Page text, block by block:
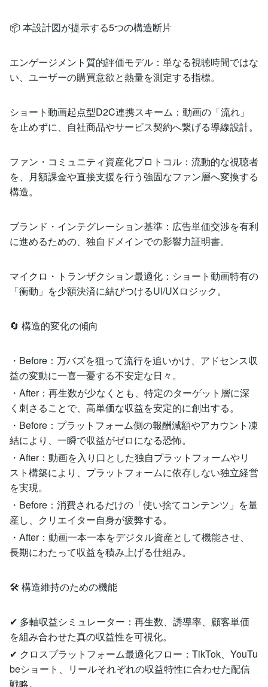
📦 本設計図が提示する5つの構造断片
エンゲージメント質的評価モデル：単なる視聴時間ではな
い、ユーザーの購買意欲と熱量を測定する指標。
ショート動画起点型D2C連携スキーム：動画の「流れ」
を止めずに、自社商品やサービス契約へ繋げる導線設計。
ファン・コミュニティ資産化プロトコル：流動的な視聴者
を、月額課金や直接支援を行う強固なファン層へ変換する
構造。
ブランド・インテグレーション基準：広告単価交渉を有利
に進めるための、独自ドメインでの影響力証明書。
マイクロ・トランザクション最適化：ショート動画特有の
「衝動」を少額決済に結びつけるUI/UXロジック。
🔄 構造的変化の傾向
・Before：万バズを狙って流行を追いかけ、アドセンス収
益の変動に一喜一憂する不安定な日々。
・After：再生数が少なくとも、特定のターゲット層に深
く刺さることで、高単価な収益を安定的に創出する。
・Before：プラットフォーム側の報酬減額やアカウント凍
結により、一瞬で収益がゼロになる恐怖。
・After：動画を入り口とした独自プラットフォームやリ
スト構築により、プラットフォームに依存しない独立経営
を実現。
・Before：消費されるだけの「使い捨てコンテンツ」を量
産し、クリエイター自身が疲弊する。
・After：動画一本一本をデジタル資産として機能させ、
長期にわたって収益を積み上げる仕組み。
🛠 構造維持のための機能
✔ 多軸収益シミュレーター：再生数、誘導率、顧客単価
を組み合わせた真の収益性を可視化。
✔ クロスプラットフォーム最適化フロー：TikTok、YouTu
beショート、リールそれぞれの収益特性に合わせた配信
戦略。